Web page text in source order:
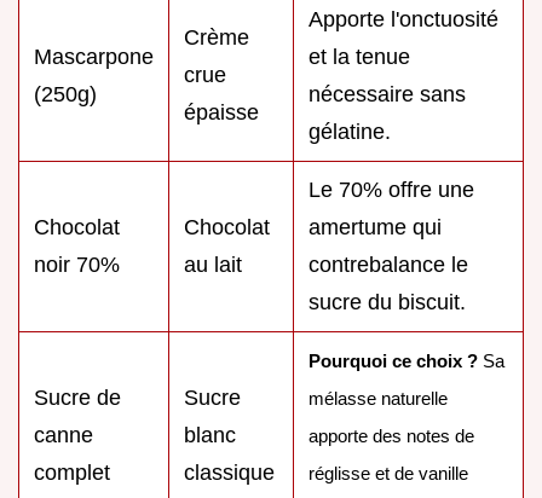
Mascarpone
(250g)
Crème
crue
épaisse
Apporte l'onctuosité
et la tenue
nécessaire sans
gélatine.
Chocolat
noir 70%
Chocolat
au lait
Le 70% offre une
amertume qui
contrebalance le
sucre du biscuit.
Sucre de
canne
complet
Sucre
blanc
classique
Pourquoi ce choix ? Sa
mélasse naturelle
apporte des notes de
réglisse et de vanille